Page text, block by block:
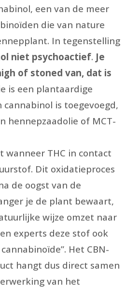
een van de meer
die van nature
In tegenstelling
niet psychoactief. Je
of stoned van, dat is
is een plantaardige
is toegevoegd,
hennepzaadolie of MCT-
wanneer THC in contact
Dit oxidatieproces
de oogst van de
je de plant bewaart,
wijze omzet naar
experts deze stof ook
Het CBN-
hangt dus direct samen
van het